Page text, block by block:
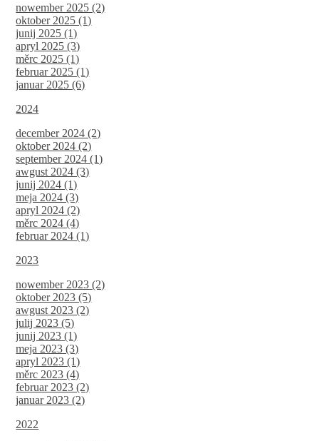
nowember 2025 (2)
oktober 2025 (1)
junij 2025 (1)
apryl 2025 (3)
měrc 2025 (1)
februar 2025 (1)
januar 2025 (6)
2024
december 2024 (2)
oktober 2024 (2)
september 2024 (1)
awgust 2024 (3)
junij 2024 (1)
meja 2024 (3)
apryl 2024 (2)
měrc 2024 (4)
februar 2024 (1)
2023
nowember 2023 (2)
oktober 2023 (5)
awgust 2023 (2)
julij 2023 (5)
junij 2023 (1)
meja 2023 (3)
apryl 2023 (1)
měrc 2023 (4)
februar 2023 (2)
januar 2023 (2)
2022